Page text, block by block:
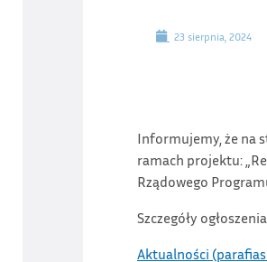
23 sierpnia, 2024
Informujemy, że na
ramach projektu:
Rządowego
Szczegóły
Aktualności